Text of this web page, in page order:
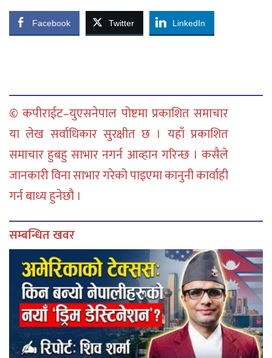
Facebook Twitter LinkedIn
© कपीराईट–युएसनेपाल पोष्टमा प्रकाशित समाचार
या लेख सर्वाधिकार सुरक्षीत छ । यहाँ प्रकाशित
समाचार हुबहु साभार नगर्न आव्हान गरिन्छ । कसैले
जानकारी विना साभार गरेको पाइएमा कानुनी कार्वाही
गर्न बाध्य हुनेछौ ।
सम्बन्धित खवर